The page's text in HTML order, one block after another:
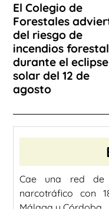
El Colegio de
Forestales
del riesgo de
incendios
durante el eclipse
solar del 12 de
agosto
Cae una red de
narcotráfico con